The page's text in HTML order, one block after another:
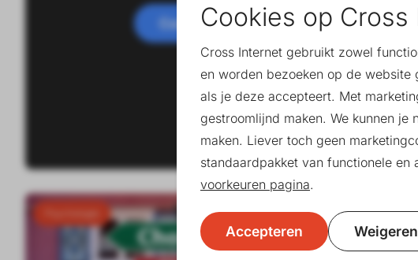
Contact
AI
Cookies op Cross
Cross Internet gebruikt zowel
en worden bezoeken op de website
als je deze accepteert. Met
gestroomlijnd maken. We kunnen
maken. Liever toch geen
standaardpakket van functionele en
voorkeuren pagina.
Accepteren Weigeren